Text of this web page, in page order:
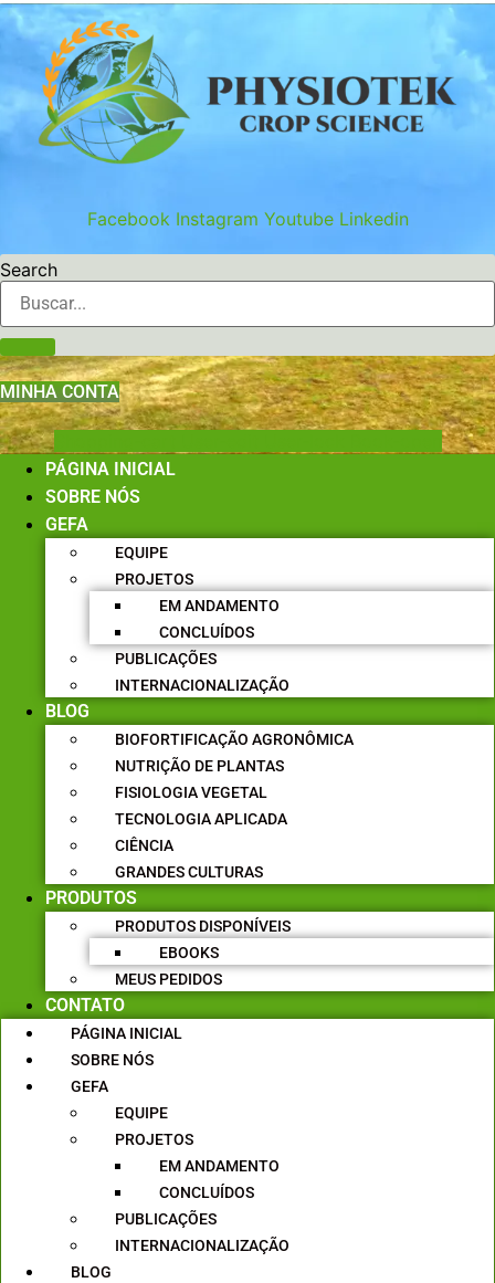
Ir
para
conteúdo
Facebook Instagram Youtube Linkedin
Search
MINHA CONTA
Shopping-cart
PÁGINA INICIAL
SOBRE NÓS
GEFA
EQUIPE
PROJETOS
EM ANDAMENTO
CONCLUÍDOS
PUBLICAÇÕES
INTERNACIONALIZAÇÃO
BLOG
BIOFORTIFICAÇÃO AGRONÔMICA
NUTRIÇÃO DE PLANTAS
FISIOLOGIA VEGETAL
TECNOLOGIA APLICADA
CIÊNCIA
GRANDES CULTURAS
PRODUTOS
PRODUTOS DISPONÍVEIS
EBOOKS
MEUS PEDIDOS
CONTATO
PÁGINA INICIAL
SOBRE NÓS
GEFA
EQUIPE
PROJETOS
EM ANDAMENTO
CONCLUÍDOS
PUBLICAÇÕES
INTERNACIONALIZAÇÃO
BLOG